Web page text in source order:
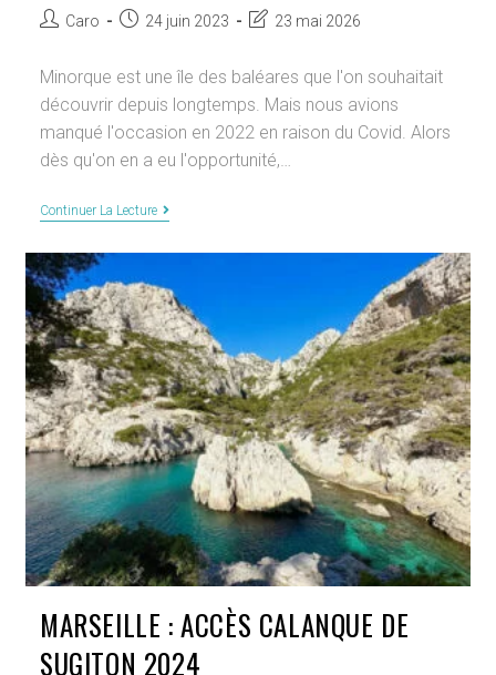
Auteur/autrice
publication :
Caro
Publication
24 juin 2023
Dernière
la
publication :
23 mai 2026
Minorque est une île des baléares que l'on souhaitait
découvrir depuis longtemps. Mais nous avions
manqué l'occasion en 2022 en raison du Covid. Alors
dès qu'on en a eu l'opportunité,…
Continuer La LectureVisiter
Jours
:
Que
Voir,
Que
Faire
?
Conseils
Et
Itinéraires
MARSEILLE : ACCÈS CALANQUE DE
SUGITON 2024